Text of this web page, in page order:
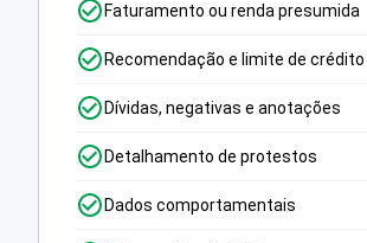
Faturamento ou renda presumida
Recomendação e limite de crédito
Dívidas, negativas e anotações
Detalhamento de protestos
Dados comportamentais